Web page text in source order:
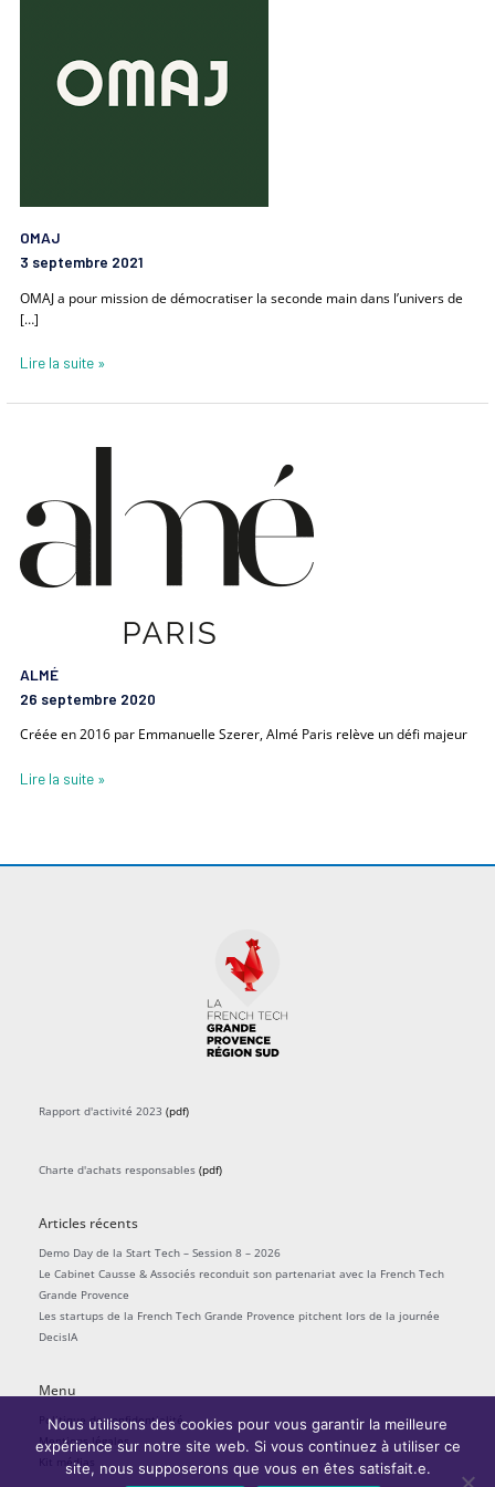
OMAJ
3 septembre 2021
OMAJ a pour mission de démocratiser la seconde main dans l’univers de
[…]
Lire la suite »
ALMÉ
26 septembre 2020
Créée en 2016 par Emmanuelle Szerer, Almé Paris relève un défi majeur
Lire la suite »
Rapport d'activité 2023 (pdf)
Charte d'achats responsables (pdf)
Articles récents
Demo Day de la Start Tech – Session 8 – 2026
Le Cabinet Causse & Associés reconduit son partenariat avec la French Tech
Grande Provence
Les startups de la French Tech Grande Provence pitchent lors de la journée
DecisIA
Menu
Politique de confidentialité
Mentions légales
Kit médias
Nous utilisons des cookies pour vous garantir la meilleure
expérience sur notre site web. Si vous continuez à utiliser ce
site, nous supposerons que vous en êtes satisfait.e.